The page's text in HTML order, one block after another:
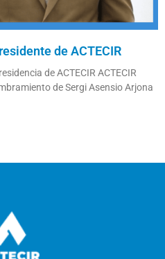
de ACTECIR
de ACTECIR ACTECIR
de Sergi Asensio Arjona